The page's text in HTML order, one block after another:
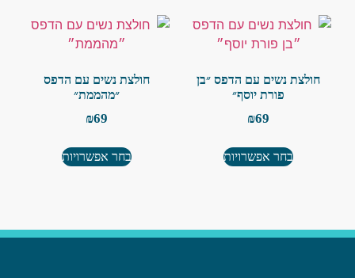
חולצת נשים עם הדפס ״בן
פורת יוסף״
בחר אפשרויות
חולצת נשים עם הדפס
״מהממת״
בחר אפשרויות